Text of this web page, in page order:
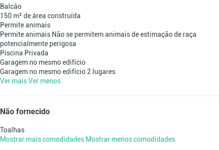
Balcão
150 m² de área construída
Permite animais
Permite animais Não se permitem animais de estimação de raça
potencialmente perigosa
Piscina Privada
Garagem no mesmo edifício
Garagem no mesmo edifício 2 lugares
Ver maisVer menos
Não fornecido
Toalhas
Mostrar mais comodidades Mostrar menos comodidades